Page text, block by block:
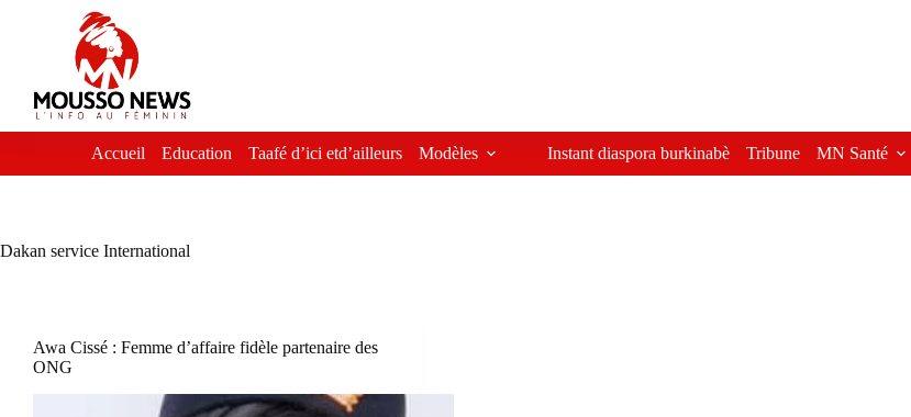
Accueil Education Taafé d’ici etd’ailleurs Modèles Instant diaspora burkinabè Tribune MN Santé
Dakan service International
Awa Cissé : Femme d’affaire fidèle partenaire des
ONG